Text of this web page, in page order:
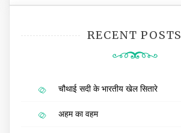
RECENT POSTS
चौथाई सदी के भारतीय खेल सितारे
अहम का वहम